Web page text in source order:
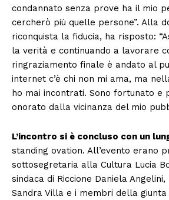
condannato senza prove ha il mio
cercherò più quelle persone”. Alla
riconquista la fiducia, ha risposto:
la verità e continuando a lavorare
ringraziamento finale è andato al
internet c’è chi non mi ama, ma
ho mai incontrati. Sono fortunato e
onorato dalla vicinanza del mio
L’incontro si è concluso con un
standing ovation. All’evento erano
sottosegretaria alla Cultura Lucia
sindaca di Riccione Daniela
Sandra Villa e i membri della giunta